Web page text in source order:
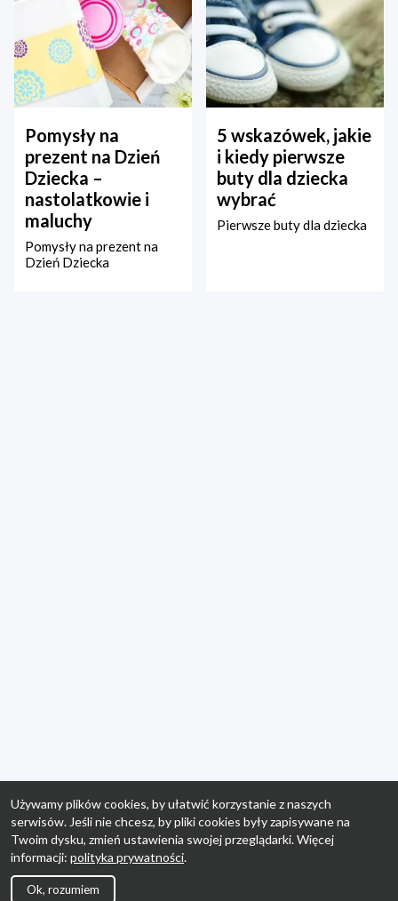
Pomysły na
prezent na Dzień
Dziecka –
nastolatkowie i
maluchy
Pomysły na prezent na
Dzień Dziecka
5 wskazówek, jakie
i kiedy pierwsze
buty dla dziecka
wybrać
Pierwsze buty dla dziecka
Używamy plików cookies, by ułatwić korzystanie z naszych
serwisów. Jeśli nie chcesz, by pliki cookies były zapisywane na
Twoim dysku, zmień ustawienia swojej przeglądarki. Więcej
informacji: polityka prywatności.
Ok, rozumiem